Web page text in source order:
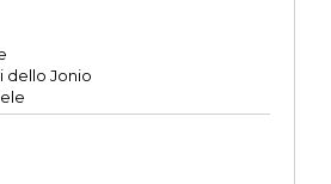
dello Jonio